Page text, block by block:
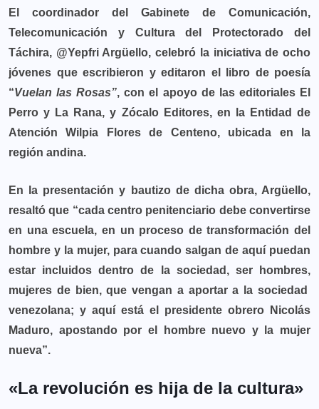
El coordinador del Gabinete de Comunicación,
Telecomunicación y Cultura del Protectorado del
Táchira, @Yepfri Argüello, celebró la iniciativa de ocho
jóvenes que escribieron y editaron el libro de poesía
“Vuelan las Rosas”, con el apoyo de las editoriales El
Perro y La Rana, y Zócalo Editores, en la Entidad de
Atención Wilpia Flores de Centeno, ubicada en la
región andina.
En la presentación y bautizo de dicha obra, Argüello,
resaltó que “cada centro penitenciario debe convertirse
en una escuela, en un proceso de transformación del
hombre y la mujer, para cuando salgan de aquí puedan
estar incluidos dentro de la sociedad, ser hombres,
mujeres de bien, que vengan a aportar a la sociedad
venezolana; y aquí está el presidente obrero Nicolás
Maduro, apostando por el hombre nuevo y la mujer
nueva”.
«La revolución es hija de la cultura»